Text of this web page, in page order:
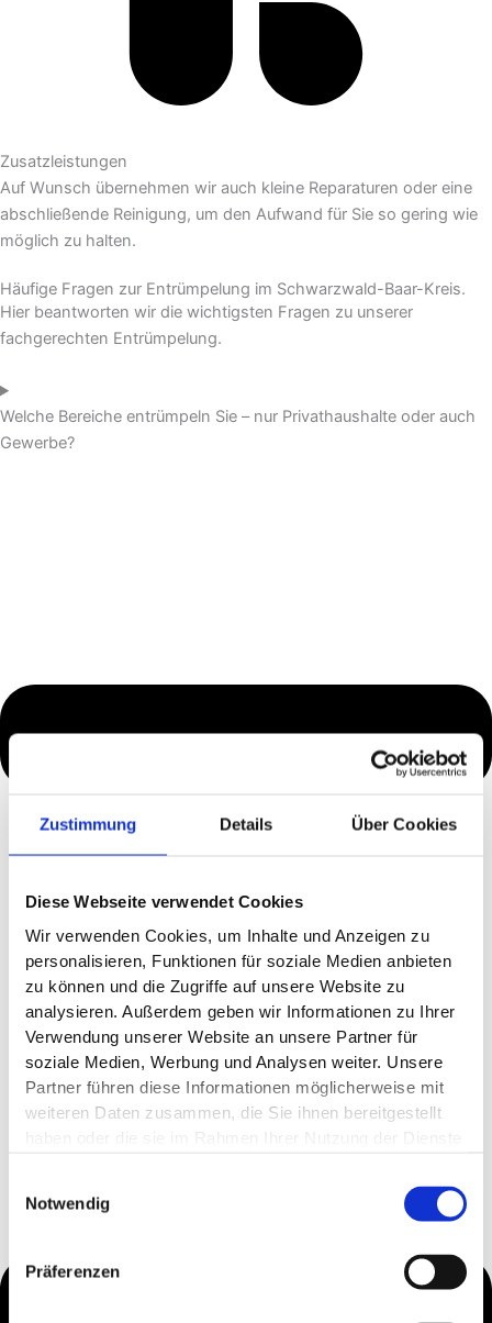
Zustimmung Details Über Cookies
Diese Webseite verwendet Cookies
Wir verwenden Cookies, um Inhalte und Anzeigen zu
personalisieren, Funktionen für soziale Medien anbieten
zu können und die Zugriffe auf unsere Website zu
analysieren. Außerdem geben wir Informationen zu Ihrer
Verwendung unserer Website an unsere Partner für
soziale Medien, Werbung und Analysen weiter. Unsere
Partner führen diese Informationen möglicherweise mit
weiteren Daten zusammen, die Sie ihnen bereitgestellt
Notwendig
Präferenzen
Zusatzleistungen
Auf Wunsch übernehmen wir auch kleine Reparaturen oder eine
abschließende Reinigung, um den Aufwand für Sie so gering wie
möglich zu halten.
Häufige Fragen zur Entrümpelung im Schwarzwald-Baar-Kreis.
Hier beantworten wir die wichtigsten Fragen zu unserer
fachgerechten Entrümpelung.
Welche Bereiche entrümpeln Sie – nur Privathaushalte oder auch
Gewerbe?